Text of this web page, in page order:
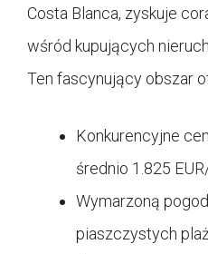
Costa Blanca, zyskuje
wśród kupujących
Ten fascynujący obszar
Konkurencyjne
średnio 1.825
Wymarzoną
piaszczystych